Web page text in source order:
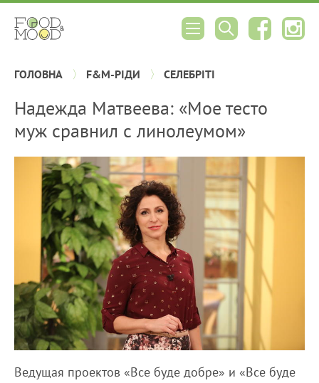
ГОЛОВНА F&M-РІДИ СЕЛЕБРІТІ
Надежда Матвеева: «Мое тесто
муж сравнил с линолеумом»
Ведущая проектов «Все буде добре» и «Все буде